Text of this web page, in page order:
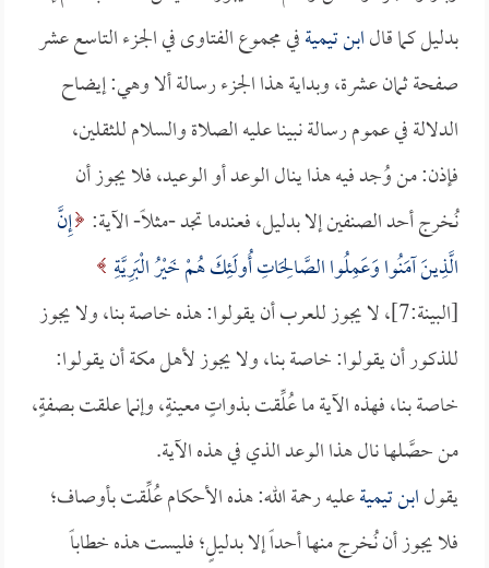
بدليل كما قالابن تيميةفي مجموع الفتاوى في الجزء التاسع عشر
صفحة ثمان عشرة، وبداية هذا الجزء رسالة ألا وهي: إيضاح
الدلالة في عموم رسالة نبينا عليه الصلاة والسلام للثقلين،
فإذن: من وُجد فيه هذا ينال الوعد أو الوعيد، فلا يجوز أن
نُخرج أحد الصنفين إلا بدليل، فعندما تجد -مثلاً- الآية: إِنَّ
الَّذِينَ آمَنُوا وَعَمِلُوا الصَّالِحَاتِ أُولَئِكَ هُمْ خَيْرُ الْبَرِيَّةِ
[البينة:7]، لا يجوز للعرب أن يقولوا: هذه خاصة بنا، ولا يجوز
للذكور أن يقولوا: خاصة بنا، ولا يجوز لأهل مكة أن يقولوا:
خاصة بنا، فهذه الآية ما عُلِّقت بذواتٍ معينةٍ، وإنما علقت بصفةٍ،
من حصَّلها نال هذا الوعد الذي في هذه الآية.
يقولابن تيميةعليه رحمة الله: هذه الأحكام عُلِّقت بأوصاف؛
فلا يجوز أن نُخرج منها أحداً إلا بدليلٍ؛ فليست هذه خطاباً